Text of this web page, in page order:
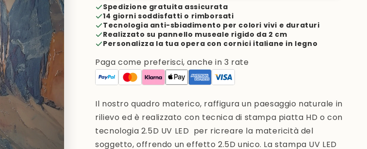
Spedizione gratuita assicurata
14 giorni soddisfatti o rimborsati
Tecnologia anti-sbiadimento per colori vivi e duraturi
Realizzato su pannello museale rigido da 2 cm
Personalizza la tua opera con cornici italiane in legno
Paga come preferisci, anche in 3 rate
Il nostro quadro materico, raffigura un paesaggio naturale in
rilievo ed è realizzato con tecnica di stampa piatta HD o con
tecnologia 2.5D UV LED per ricreare la matericità del
soggetto, offrendo un effetto 2.5D unico. La stampa UV LED